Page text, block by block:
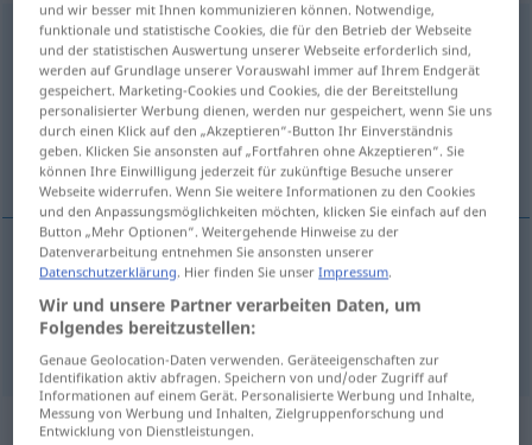
publiquement [pyblikmɑ̃]adv
Übersicht aller Übersetzungen
(Für mehr Details die Übersetzung anklicken/antippen)
öffentlich, in der Öffentlichkeit
öffentlich publiquement
in derÖffentlichkeit publiquement
Synonyme für "publiquement"
und wir besser mit Ihnen kommunizieren können. Notwendige,
funktionale und statistische Cookies, die für den Betrieb der Webseite
und der statistischen Auswertung unserer Webseite erforderlich sind,
werden auf Grundlage unserer Vorauswahl immer auf Ihrem Endgerät
gespeichert. Marketing-Cookies und Cookies, die der Bereitstellung
personalisierter Werbung dienen, werden nur gespeichert, wenn Sie uns
durch einen Klick auf den „Akzeptieren“-Button Ihr Einverständnis
geben. Klicken Sie ansonsten auf „Fortfahren ohne Akzeptieren“. Sie
können Ihre Einwilligung jederzeit für zukünftige Besuche unserer
Webseite widerrufen. Wenn Sie weitere Informationen zu den Cookies
und den Anpassungsmöglichkeiten möchten, klicken Sie einfach auf den
Button „Mehr Optionen“. Weitergehende Hinweise zu der
Datenverarbeitung entnehmen Sie ansonsten unserer
Datenschutzerklärung. Hier finden Sie unserImpressum.
Wir und unsere Partner verarbeiten Daten, um
Folgendes bereitzustellen:
Genaue Geolocation-Daten verwenden. Geräteeigenschaften zur
Identifikation aktiv abfragen. Speichern von und/oder Zugriff auf
Informationen auf einem Gerät. Personalisierte Werbung und Inhalte,
Messung von Werbung und Inhalten, Zielgruppenforschung und
Entwicklung von Dienstleistungen.